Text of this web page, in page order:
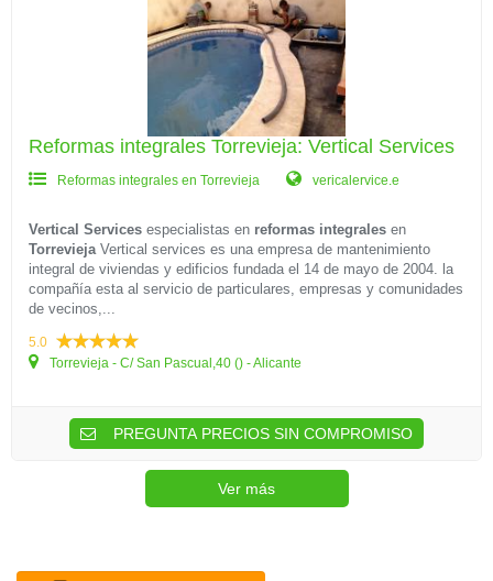
Reformas integrales Torrevieja: Vertical Services
Reformas integrales en Torrevieja vericalervice.e
Vertical Services especialistas en reformas integrales en
TorreviejaVertical services es una empresa de mantenimiento
integral de viviendas y edificios fundada el 14 de mayo de 2004. la
compañía esta al servicio de particulares, empresas y comunidades
de vecinos,...
5.0
Torrevieja - C/ San Pascual,40 () - Alicante
PREGUNTA PRECIOS SIN COMPROMISO
Ver más